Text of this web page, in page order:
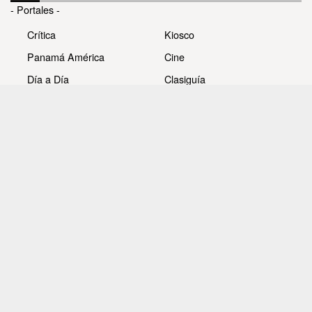
- Portales -
Crítica
Panamá América
Día a Día
Kiosco
Cine
Clasiguía